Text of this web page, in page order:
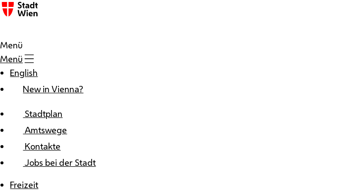
Zum Inhalt
Menü
Menü
English
New in Vienna?
Stadtplan
Amtswege
Kontakte
Jobs bei der Stadt
Freizeit